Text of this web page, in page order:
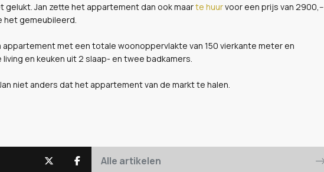
gelukt. Jan zette het appartement dan ook maarte huurvoor een prijs van 2900,--
het gemeubileerd.
met een totale woonoppervlakte van 150 vierkante meter en
en keuken uit 2 slaap- en twee badkamers.
niet anders dat het appartement van de markt te halen.
Alle artikelen